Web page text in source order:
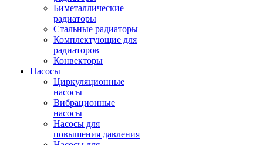
Биметаллические
радиаторы
Стальные радиаторы
Комплектующие для
радиаторов
Конвекторы
Насосы
Циркуляционные
насосы
Вибрационные
насосы
Насосы для
повышения давления